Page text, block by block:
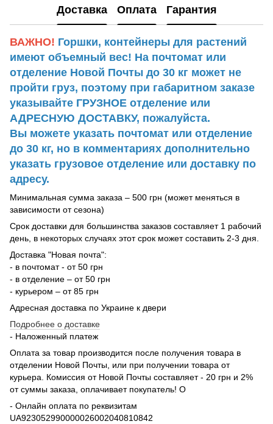
Доставка Оплата Гарантия
ВАЖНО! Горшки, контейнеры для растений
имеют объемный вес! На почтомат или
отделение Новой Почты до 30 кг может не
пройти груз, поэтому при габаритном заказе
указывайте ГРУЗНОЕ отделение или
АДРЕСНУЮ ДОСТАВКУ, пожалуйста.
Вы можете указать почтомат или отделение
до 30 кг, но в комментариях дополнительно
указать грузовое отделение или доставку по
адресу.
Минимальная сумма заказа – 500 грн (может меняться в
зависимости от сезона)
Срок доставки для большинства заказов составляет 1 рабочий
день, в некоторых случаях этот срок может составить 2-3 дня.
Доставка "Новая почта":
- в почтомат - от 50 грн
- в отделение – от 50 грн
- курьером – от 85 грн
Адресная доставка по Украине к двери
Подробнее о доставке
- Наложенный платеж
Оплата за товар производится после получения товара в
отделении Новой Почты, или при получении товара от
курьера. Комиссия от Новой Почты составляет - 20 грн и 2%
от суммы заказа, оплачивает покупатель! О
- Онлайн оплата по реквизитам
UA923052990000026002040810842